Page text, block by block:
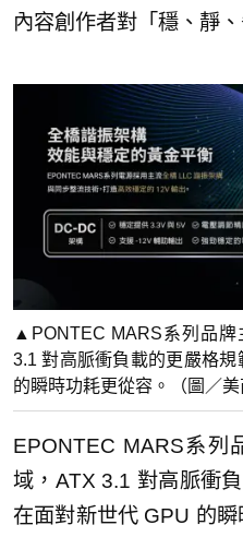
內容創作者對「穩、靜
▲PONTEC MARS系列品
3.1 對高脈衝負載的更嚴格
的瞬時功耗更從容。（圖／美
EPONTEC MARS系列
域，ATX 3.1 對高脈衝
在面對新世代 GPU 的